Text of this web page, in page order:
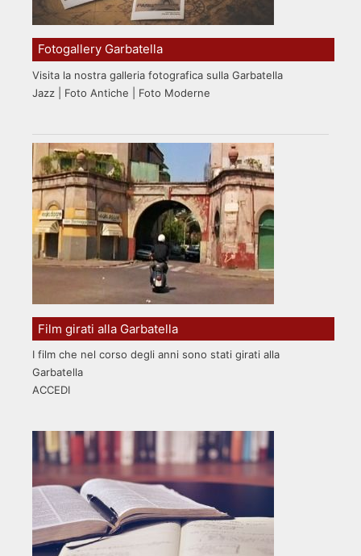
Fotogallery Garbatella
Visita la nostra galleria fotografica sulla Garbatella
Jazz | Foto Antiche | Foto Moderne
Film girati alla Garbatella
I film che nel corso degli anni sono stati girati alla
Garbatella
ACCEDI